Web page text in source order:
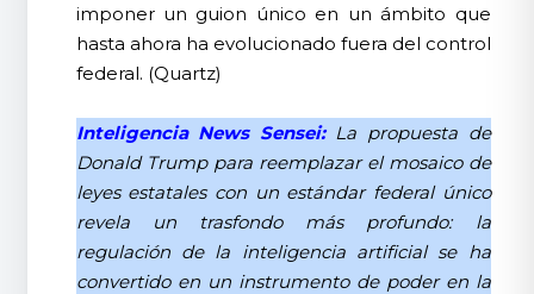
imponer un guion único en un ámbito que
hasta ahora ha evolucionado fuera del control
federal. (Quartz)
Inteligencia News Sensei:La propuesta de
Donald Trump para reemplazar el mosaico de
leyes estatales con un estándar federal único
revela un trasfondo más profundo: la
regulación de la inteligencia artificial se ha
convertido en un instrumento de poder en la